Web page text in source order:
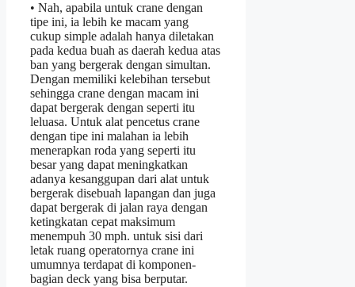
• Nah, apabila untuk crane dengan
tipe ini, ia lebih ke macam yang
cukup simple adalah hanya diletakan
pada kedua buah as daerah kedua atas
ban yang bergerak dengan simultan.
Dengan memiliki kelebihan tersebut
sehingga crane dengan macam ini
dapat bergerak dengan seperti itu
leluasa. Untuk alat pencetus crane
dengan tipe ini malahan ia lebih
menerapkan roda yang seperti itu
besar yang dapat meningkatkan
adanya kesanggupan dari alat untuk
bergerak disebuah lapangan dan juga
dapat bergerak di jalan raya dengan
ketingkatan cepat maksimum
menempuh 30 mph. untuk sisi dari
letak ruang operatornya crane ini
umumnya terdapat di komponen-
bagian deck yang bisa berputar.